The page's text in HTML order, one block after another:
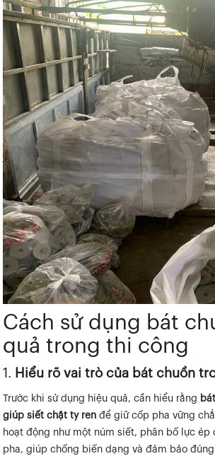
Cách sử dụng bát
quả trong thi công
1. Hiểu rõ vai trò của bát chuồn
Trước khi sử dụng hiệu quả, cần hiểu rằng
giúp siết chặt ty ren để giữ cốp pha vững
hoạt động như một núm siết, phân bố lực ép
pha, giúp chống biến dạng và đảm bảo